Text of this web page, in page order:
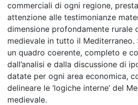
commerciali di ogni regione,
attenzione alle testimonianze
dimensione profondamente rurale
medievale in tutto il Mediterraneo.
un quadro coerente, completo e
dall’analisi e dalla discussione di
datate per ogni area economica,
delineare le ‘logiche interne’ del
medievale.